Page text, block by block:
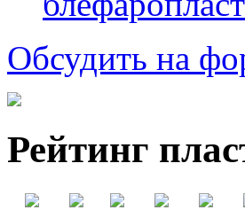
Обсудить на
Рейтинг